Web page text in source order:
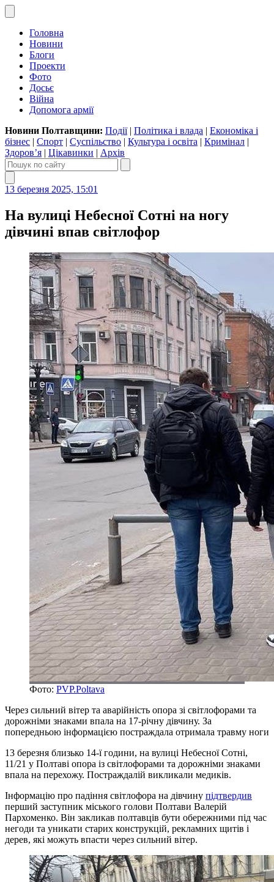
Головна
Новини
Блоги
Проекти
Фото
Досьє
Війна
Допомога армії
Новини Полтавщини: Події| Політика і влада | Економіка і
бізнес | Спорт | Суспільство | Культура і освіта | Кримінал |
Здоров’я | Цікавинки | Архів
13 березня 2025, 15:01
На вулиці Небесної Сотні на ногу
дівчині впав світлофор
Фото: PVP.Poltava
Через сильний вітер та аварійність опора зі світлофорами та
дорожніми знаками впала на 17-річну дівчину. За
попередньою інформацією постраждала отримала травму ноги
13 березня близько 14-ї години, на вулиці Небесної Сотні,
11/21 у Полтаві опора із світлофорами та дорожніми знаками
впала на перехожу. Постраждалій викликали медиків.
Інформацію про падіння світлофора на дівчину підтвердив
перший заступник міського голови Полтави Валерій
Пархоменко. Він закликав полтавців бути обережними під час
негоди та уникати старих конструкцій, рекламних щитів і
дерев, які можуть впасти через сильний вітер.